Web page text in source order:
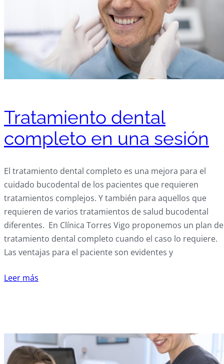
Tratamiento dental
completo en una sesión
El tratamiento dental completo es una mejora para el
cuidado bucodental de los pacientes que requieren
tratamientos complejos. Y también para aquellos que
requieren de varios tratamientos de salud bucodental
diferentes. En Clínica Torres Vigo proponemos un plan de
tratamiento dental completo cuando el caso lo requiere.
Las ventajas para el paciente son evidentes y
Leer más